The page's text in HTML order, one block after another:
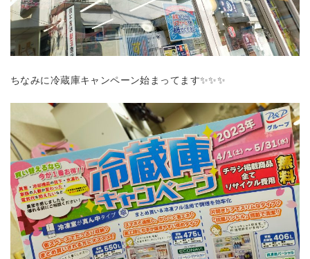
ちなみに冷蔵庫キャンペーン始まってます✨✨✨